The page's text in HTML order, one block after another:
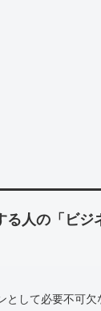
る人の「ビ
として必要不可